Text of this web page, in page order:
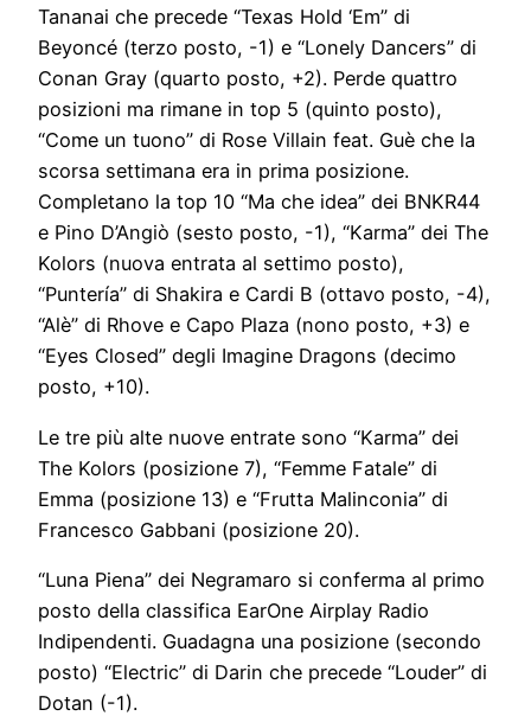
Tananai che precede “Texas Hold ‘Em” di
Beyoncé (terzo posto, -1) e “Lonely Dancers” di
Conan Gray (quarto posto, +2). Perde quattro
posizioni ma rimane in top 5 (quinto posto),
“Come un tuono” di Rose Villain feat. Guè che la
scorsa settimana era in prima posizione.
Completano la top 10 “Ma che idea” dei BNKR44
e Pino D’Angiò (sesto posto, -1), “Karma” dei The
Kolors (nuova entrata al settimo posto),
“Puntería” di Shakira e Cardi B (ottavo posto, -4),
“Alè” di Rhove e Capo Plaza (nono posto, +3) e
“Eyes Closed” degli Imagine Dragons (decimo
posto, +10).
Le tre più alte nuove entrate sono “Karma” dei
The Kolors (posizione 7), “Femme Fatale” di
Emma (posizione 13) e “Frutta Malinconia” di
Francesco Gabbani (posizione 20).
“Luna Piena” dei Negramaro si conferma al primo
posto della classifica EarOne Airplay Radio
Indipendenti. Guadagna una posizione (secondo
posto) “Electric” di Darin che precede “Louder” di
Dotan (-1).